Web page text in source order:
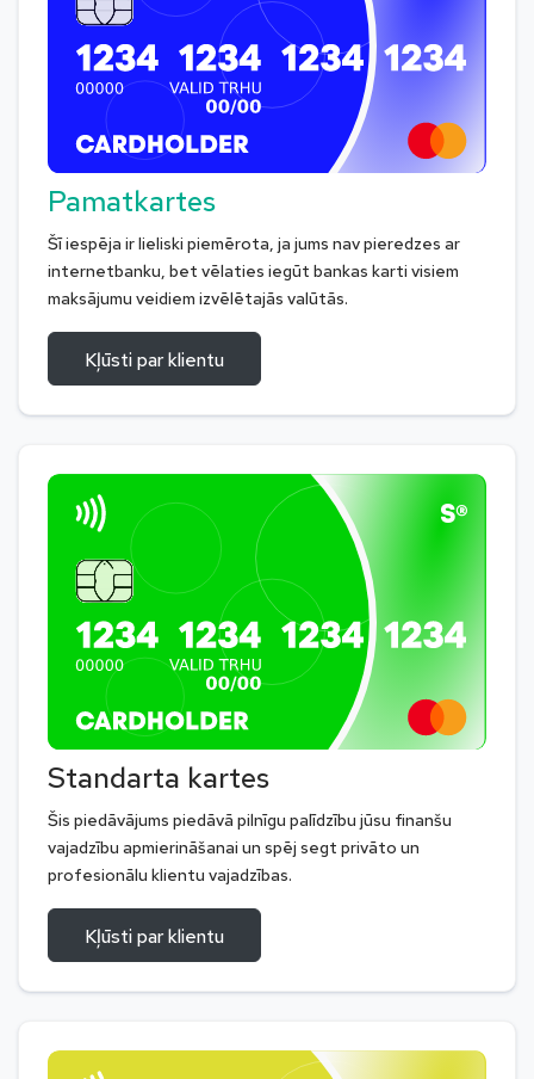
Pamatkartes
Šī iespēja ir lieliski piemērota, ja jums nav pieredzes ar
internetbanku, bet vēlaties iegūt bankas karti visiem
maksājumu veidiem izvēlētajās valūtās.
Kļūsti par klientu
Standarta kartes
Šis piedāvājums piedāvā pilnīgu palīdzību jūsu finanšu
vajadzību apmierināšanai un spēj segt privāto un
profesionālu klientu vajadzības.
Kļūsti par klientu